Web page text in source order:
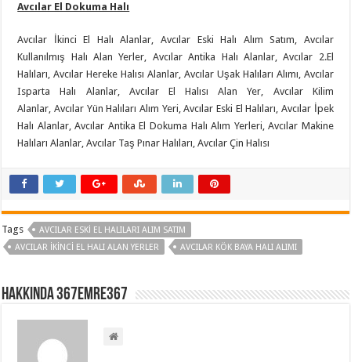
Avcılar El Dokuma Halı
Avcılar İkinci El Halı Alanlar, Avcılar Eski Halı Alım Satım, Avcılar
Kullanılmış Halı Alan Yerler, Avcılar Antika Halı Alanlar, Avcılar 2.El
Halıları, Avcılar Hereke Halısı Alanlar, Avcılar Uşak Halıları Alımı, Avcılar
Isparta Halı Alanlar, Avcılar El Halısı Alan Yer, Avcılar Kilim
Alanlar, Avcılar Yün Halıları Alım Yeri, Avcılar Eski El Halıları, Avcılar İpek
Halı Alanlar, Avcılar Antika El Dokuma Halı Alım Yerleri, Avcılar Makine
Halıları Alanlar, Avcılar Taş Pınar Halıları, Avcılar Çin Halısı
Tags
AVCILAR ESKI EL HALILARI ALIM SATIM
AVCILAR İKINCI EL HALI ALAN YERLER
AVCILAR KÖK BAYA HALI ALIMI
Hakkında 367emre367